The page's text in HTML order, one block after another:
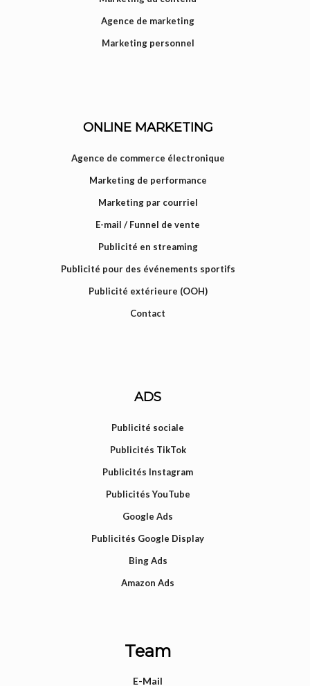
Agence de marketing
Marketing personnel
ONLINE MARKETING
Agence de commerce électronique
Marketing de performance
Marketing par courriel
E-mail / Funnel de vente
Publicité en streaming
Publicité pour des événements sportifs
Publicité extérieure (OOH)
Contact
ADS
Publicité sociale
Publicités TikTok
Publicités Instagram
Publicités YouTube
Google Ads
Publicités Google Display
Bing Ads
Amazon Ads
Team
E-Mail